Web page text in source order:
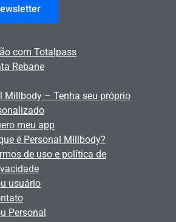
com Totalpass
Rebane
Millbody – Tenha seu próprio
meu app
é Personal Millbody?
de uso e política de
usuário
Personal